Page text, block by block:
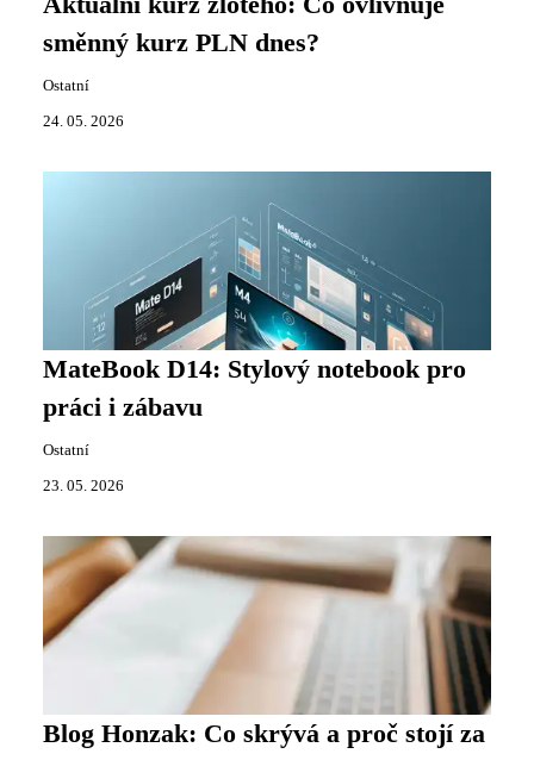
směnný kurz PLN dnes?
Ostatní
24. 05. 2026
MateBook D14: Stylový notebook pro
práci i zábavu
Ostatní
23. 05. 2026
Blog Honzak: Co skrývá a proč stojí za